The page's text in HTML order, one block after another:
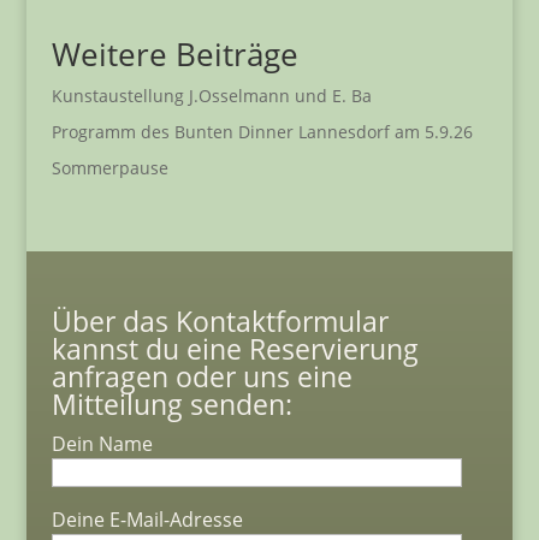
Weitere Beiträge
Kunstaustellung J.Osselmann und E. Ba
Programm des Bunten Dinner Lannesdorf am 5.9.26
Sommerpause
Über das Kontaktformular
kannst du eine Reservierung
anfragen oder uns eine
Mitteilung senden:
Dein Name
Deine E-Mail-Adresse